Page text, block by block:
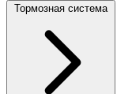
Тормозная система